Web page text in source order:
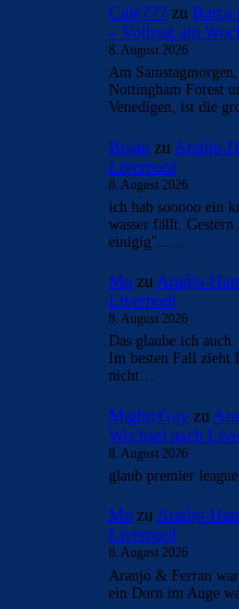
-
AKTUELLE USER-
Cule777zu Barça
– Vollzug am
8. August 2026
Am
Venedigen, ist die
BojanzuAraújo-
Liverpool
8. August 2026